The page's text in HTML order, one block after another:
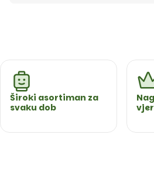
Široki asortiman za
svaku dob